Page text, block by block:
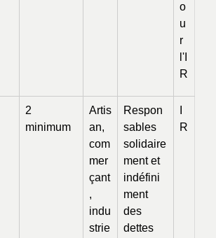
o
u
r
l'I
R
2
minimum
Artis
an,
com
mer
çant
,
indu
strie
Respon
sables
solidaire
ment et
indéfini
ment
des
dettes
R